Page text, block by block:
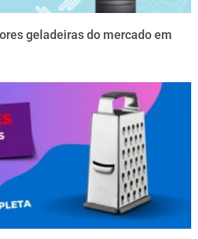
geladeiras do mercado em